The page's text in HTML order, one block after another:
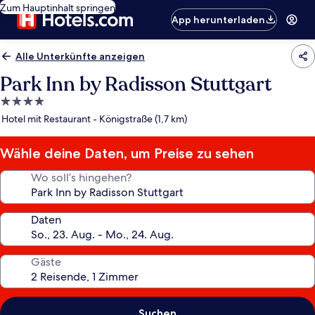
Zum Hauptinhalt springen
App herunterladen
Alle Unterkünfte anzeigen
Park Inn by Radisson Stuttgart
4.0-
Sterne-
Hotel mit Restaurant - Königstraße (1,7 km)
Wähle deine Daten, um Preise zu sehen
Wo soll’s hingehen?
Daten
Gäste